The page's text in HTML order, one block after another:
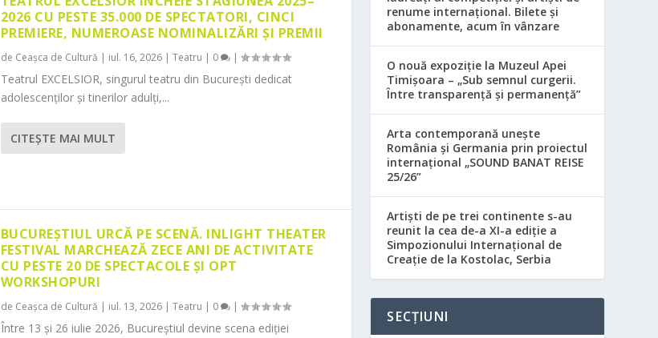
2026 CU PESTE 35.000 DE SPECTATORI, CINCI
PREMIERE, NUMEROASE NOMINALIZĂRI ȘI PREMII
de Ceașca de Cultură | iul. 16, 2026| Teatru | 0 |
Teatrul EXCELSIOR, singurul teatru din București dedicat
adolescenților și tinerilor adulți,...
CITEŞTE MAI MULT
BUCUREȘTIUL URCĂ PE SCENĂ. INLIGHT THEATER
FESTIVAL MARCHEAZĂ ZECE ANI DE ACTIVITATE
CU PESTE 20 DE SPECTACOLE ȘI OPT
WORKSHOPURI
de Ceașca de Cultură | iul. 13, 2026| Teatru | 0 |
Între 13 și 26 iulie 2026, Bucureștiul devine scena ediției
renume internațional. Bilete și
abonamente, acum în vânzare
O nouă expoziție la Muzeul Apei
Timișoara – „Sub semnul curgerii.
Între transparență și permanență”
Arta contemporană unește
România și Germania prin proiectul
internațional „SOUND BANAT REISE
25/26”
Artiști de pe trei continente s-au
reunit la cea de-a XI-a ediție a
Simpozionului Internațional de
Creație de la Kostolac, Serbia
SECȚIUNI